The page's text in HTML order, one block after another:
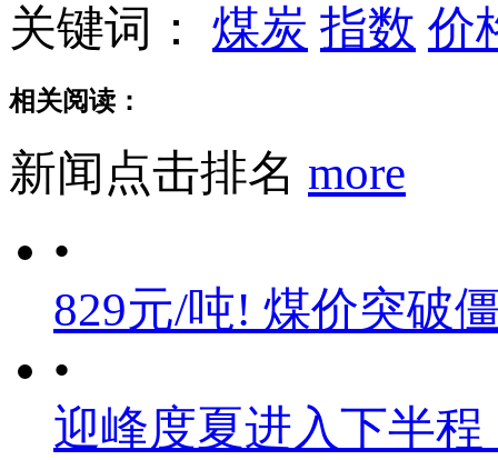
关键词： 煤炭 指数 价
相关阅读：
新闻点击排名 more
•
829元/吨! 煤价突破
•
迎峰度夏进入下半